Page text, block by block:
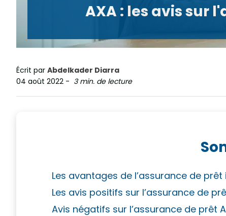
AXA : les avis sur
Écrit par Abdelkader Diarra
04 août 2022 - 3 min. de lecture
Les avantages de l’assurance de prêt
Les avis positifs sur l’assurance de
Avis négatifs sur l’assurance de prêt